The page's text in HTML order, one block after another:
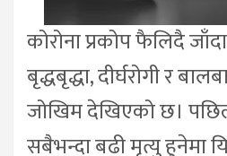
कोरोना प्रकोप फैलिदै
बृद्धबृद्धा, दीर्घरोगी र
जोखिम देखिएको छ।
सबैभन्दा बढी मृत्यु हुनेमा